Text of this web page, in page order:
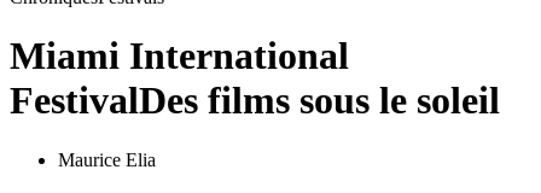
Miami International
FestivalDes films sous le soleil
Maurice Elia